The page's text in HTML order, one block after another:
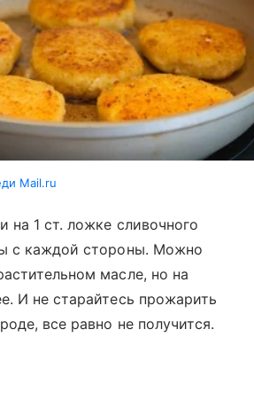
Mail.ru
на 1 ст. ложке сливочного
с каждой стороны. Можно
масле, но на
И не старайтесь прожарить
все равно не получится.